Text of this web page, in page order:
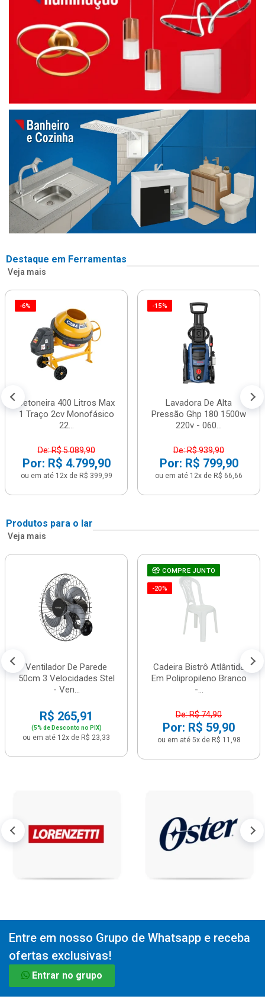
Destaque em Ferramentas
Veja mais
-6%
Betoneira 400 Litros Max
1 Traço 2cv Monofásico
22...
De: R$ 5.089,90
Por: R$ 4.799,90
ou em até 12x de R$ 399,99
-15%
Lavadora De Alta
Pressão Ghp 180 1500w
220v - 060...
De: R$ 939,90
Por: R$ 799,90
ou em até 12x de R$ 66,66
Produtos para o lar
Veja mais
Ventilador De Parede
50cm 3 Velocidades Stel
- Ven...
R$ 265,91
(5% de Desconto no PIX)
ou em até 12x de R$ 23,33
COMPRE JUNTO
-20%
Cadeira Bistrô Atlântida
Em Polipropileno Branco
-...
De: R$ 74,90
Por: R$ 59,90
ou em até 5x de R$ 11,98
Entre em nosso Grupo de Whatsapp e receba
ofertas exclusivas!
Entrar no grupo